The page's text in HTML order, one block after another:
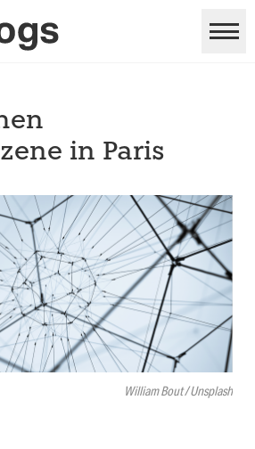
William Bout / Unsplash
in Paris